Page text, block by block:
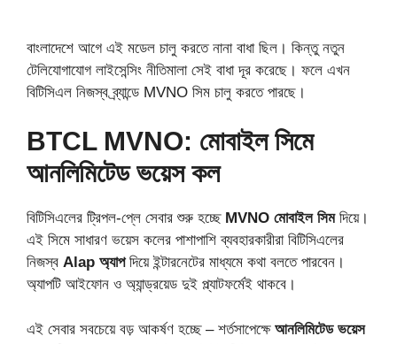
বাংলাদেশে আগে এই মডেল চালু করতে নানা বাধা ছিল। কিন্তু নতুন
টেলিযোগাযোগ লাইসেন্সিং নীতিমালা সেই বাধা দূর করেছে। ফলে এখন
বিটিসিএল নিজস্ব ব্র্যান্ডে MVNO সিম চালু করতে পারছে।
BTCL MVNO: মোবাইল সিমে
আনলিমিটেড ভয়েস কল
বিটিসিএলের ট্রিপল-প্লে সেবার শুরু হচ্ছে MVNO মোবাইল সিমদিয়ে।
এই সিমে সাধারণ ভয়েস কলের পাশাপাশি ব্যবহারকারীরা বিটিসিএলের
নিজস্ব Alap অ্যাপদিয়ে ইন্টারনেটের মাধ্যমে কথা বলতে পারবেন।
অ্যাপটি আইফোন ও অ্যান্ড্রয়েড দুই প্ল্যাটফর্মেই থাকবে।
এই সেবার সবচেয়ে বড় আকর্ষণ হচ্ছে – শর্তসাপেক্ষে আনলিমিটেড ভয়েস